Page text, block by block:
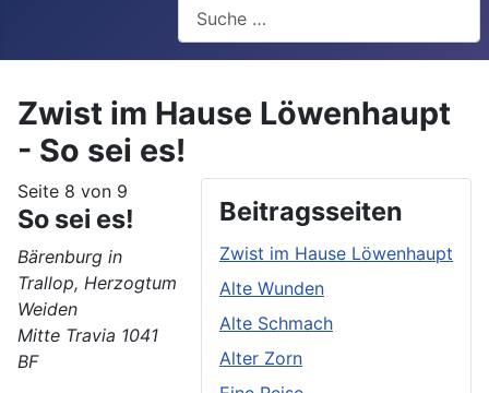
Zwist im Hause Löwenhaupt
- So sei es!
Beitragsseiten
Zwist im Hause Löwenhaupt
Alte Wunden
Alte Schmach
Alter Zorn
Seite 8 von 9
So sei es!
Bärenburg in
Trallop, Herzogtum
Weiden
Mitte Travia 1041
BF